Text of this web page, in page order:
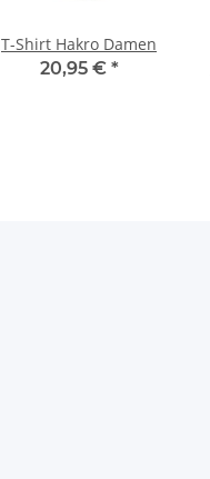
T-Shirt Hakro Damen
20,95 € *